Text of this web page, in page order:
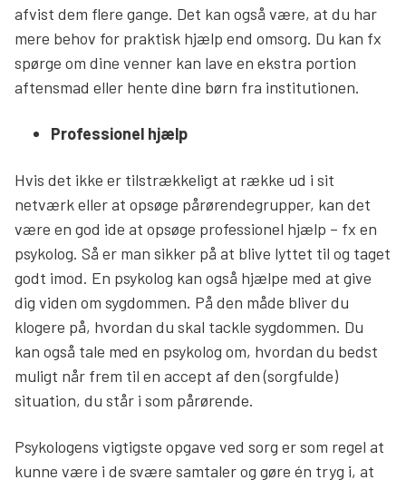
afvist dem flere gange. Det kan også være, at du har
mere behov for praktisk hjælp end omsorg. Du kan fx
spørge om dine venner kan lave en ekstra portion
aftensmad eller hente dine børn fra institutionen.
Professionel hjælp
Hvis det ikke er tilstrækkeligt at række ud i sit
netværk eller at opsøge pårørendegrupper, kan det
være en god ide at opsøge professionel hjælp – fx en
psykolog. Så er man sikker på at blive lyttet til og taget
godt imod. En psykolog kan også hjælpe med at give
dig viden om sygdommen. På den måde bliver du
klogere på, hvordan du skal tackle sygdommen. Du
kan også tale med en psykolog om, hvordan du bedst
muligt når frem til en accept af den (sorgfulde)
situation, du står i som pårørende.
Psykologens vigtigste opgave ved sorg er som regel at
kunne være i de svære samtaler og gøre én tryg i, at